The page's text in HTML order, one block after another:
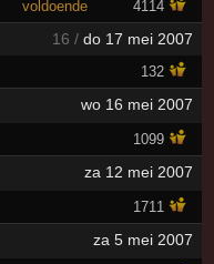
voldoende 4114
16 /do 17 mei 2007
132
wo 16 mei 2007
1099
za 12 mei 2007
1711
za 5 mei 2007